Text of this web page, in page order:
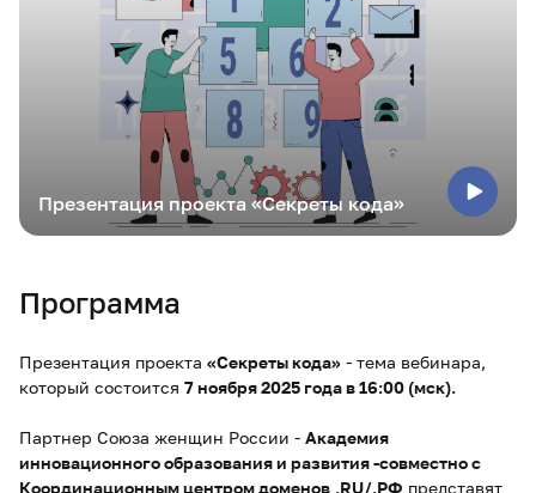
Презентация проекта «Секреты кода»
Программа
Презентация проекта «Секреты кода» - тема вебинара,
который состоится 7 ноября 2025 года в 16:00 (мск).
Партнер Союза женщин России - Академия
инновационного образования и развития -совместно с
Координационным центром доменов .RU/.РФ представят